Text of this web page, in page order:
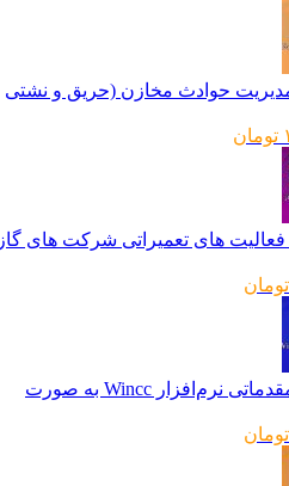
حوادث مخازن (حریق و نشتی
تومان
فعالیت های تعمیراتی شرکت های گاز
تومان
آموزش مقدماتی نرم‌افزار Wincc به صورت
تومان